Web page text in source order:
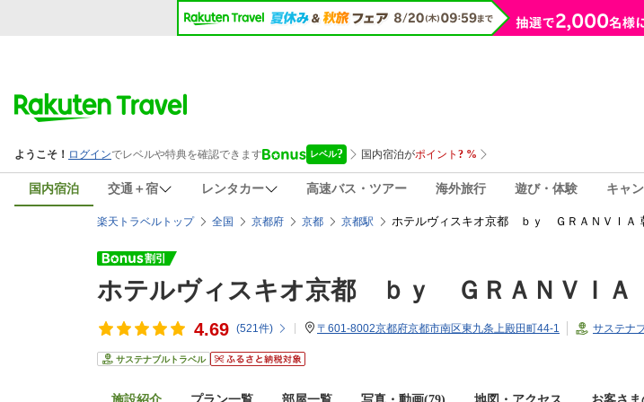
国内宿泊 交通＋宿 レンタカー 高速バス・ツアー 海外旅行 遊び・体験 キャ
楽天トラベルトップ 全国 京都府 京都 京都駅 ホテルヴィスキオ京都 ｂｙ ＧＲＡＮＶＩＡ
ホテルヴィスキオ京都 ｂｙ ＧＲＡＮＶＩＡ
4.69 (521件) 〒601-8002京都府京都市南区東九条上殿田町44-1 サステナ
サステナブルトラベル